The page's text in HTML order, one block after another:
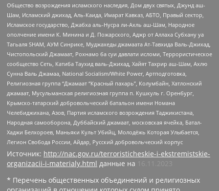
Общество возрождения исламского наследия, Дом двух святых, Джунд аш-
Шам, Исламский джихад, Аль-Каида, Имарат Кавказ, АБТО, Правый сектор,
Исламское государство, Джабха аль-Нусра ли-Ахль аш-Шам, Народное
ополчение имени К. Минина и Д. Пожарского, Аджр от Аллаха Субхану уа
Тагьаля SHAM, АУМ Синрике, Муджахеды джамаата Ат-Тавхида Валь-Джихад,
Чистопольский Джамаат, Рохнамо ба суи давлати исломи, Террористическое
сообщество Сеть, Катиба Таухид валь-Джихад, Хайят Тахрир аш-Шам, Ахлю
Сунна Валь Джамаа, National Socialism/White Power, Артподготовка,
Религиозная группа “Джамаат “Красный пахарь”, Колумбайн, Хатлонский
джамаат, Мусульманская религиозная группа п. Кушкуль г. Оренбург,
Крымско-татарский добровольческий батальон имени Номана
Челебиджихана, Азов, Партия исламского возрождения Таджикистана,
Народная самооборона, Дуббайский джамаат, московская ячейка, Батал-
Хаджи Белхороев, Маньяки Культ Убийц, Молодёжь Которая Улыбается,
Легион Свобода России, Айдар, Русский добровольческий корпус
Источник: http://nac.gov.ru/terroristicheskie-i-ekstremistskie-
organizacii-i-materialy.html данные на
16.11.2023
* Перечень общественных объединений и религиозных